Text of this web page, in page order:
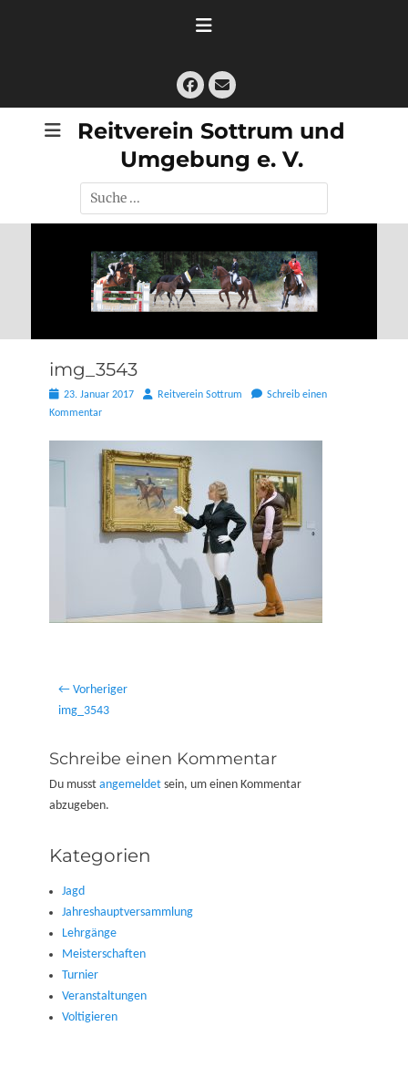
Facebook
E-
Mail
Reitverein Sottrum und
Umgebung e. V.
Suche
nach:
img_3543
Posted
on
23. Januar 2017 AutorReitverein Sottrum
Schreib einen
Kommentar
Beitragsnavigation
← Vorheriger
Vorheriger
img_3543
Schreibe einen Kommentar
Du musst angemeldet sein, um einen Kommentar
abzugeben.
Kategorien
Jagd
Jahreshauptversammlung
Lehrgänge
Meisterschaften
Turnier
Veranstaltungen
Voltigieren